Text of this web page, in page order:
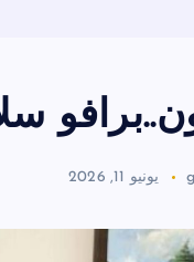
يونيو 11, 2026